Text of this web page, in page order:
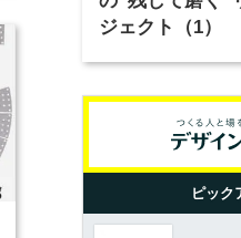
ジェクト（1）
ピック